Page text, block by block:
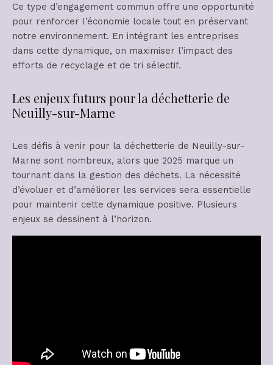
Ce type d’engagement commun offre une opportunité
pour renforcer l’économie locale tout en préservant
notre environnement. En intégrant les entreprises
dans cette dynamique, on maximiser l’impact des
efforts de recyclage et de tri sélectif.
Les enjeux futurs pour la déchetterie de
Neuilly-sur-Marne
Les défis à venir pour la déchetterie de Neuilly-sur-
Marne sont nombreux, alors que 2025 marque un
tournant dans la gestion des déchets. La nécessité
d’évoluer et d’améliorer les services sera essentielle
pour maintenir cette dynamique positive. Plusieurs
enjeux se dessinent à l’horizon.